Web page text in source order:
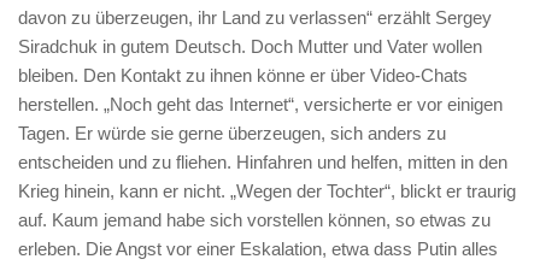
davon zu überzeugen, ihr Land zu verlassen“ erzählt Sergey
Siradchuk in gutem Deutsch. Doch Mutter und Vater wollen
bleiben. Den Kontakt zu ihnen könne er über Video-Chats
herstellen. „Noch geht das Internet“, versicherte er vor einigen
Tagen. Er würde sie gerne überzeugen, sich anders zu
entscheiden und zu fliehen. Hinfahren und helfen, mitten in den
Krieg hinein, kann er nicht. „Wegen der Tochter“, blickt er traurig
auf. Kaum jemand habe sich vorstellen können, so etwas zu
erleben. Die Angst vor einer Eskalation, etwa dass Putin alles